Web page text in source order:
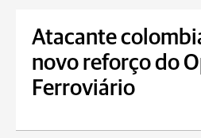
Atacante
novo reforço do
Ferroviário